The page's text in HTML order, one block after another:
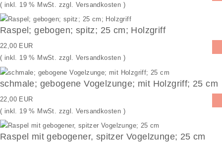
( inkl. 19 % MwSt. zzgl. Versandkosten )
Raspel; gebogen; spitz; 25 cm; Holzgriff
22,00 EUR
( inkl. 19 % MwSt. zzgl. Versandkosten )
schmale; gebogene Vogelzunge; mit Holzgriff; 25 cm
22,00 EUR
( inkl. 19 % MwSt. zzgl. Versandkosten )
Raspel mit gebogener, spitzer Vogelzunge; 25 cm